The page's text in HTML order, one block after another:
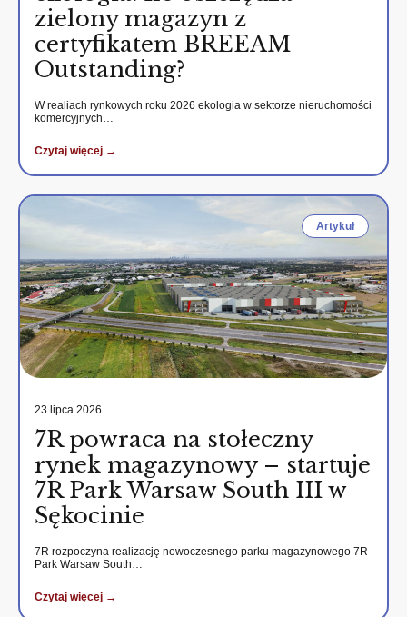
zielony magazyn z
certyfikatem BREEAM
Outstanding?
W realiach rynkowych roku 2026 ekologia w sektorze nieruchomości
komercyjnych…
Czytaj więcej →
Artykuł
23 lipca 2026
7R powraca na stołeczny
rynek magazynowy – startuje
7R Park Warsaw South III w
Sękocinie
7R rozpoczyna realizację nowoczesnego parku magazynowego 7R
Park Warsaw South…
Czytaj więcej →